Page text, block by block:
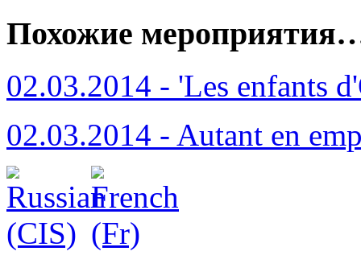
Похожие
02.03.2014 - 'Les enfants
02.03.2014 - Autant en